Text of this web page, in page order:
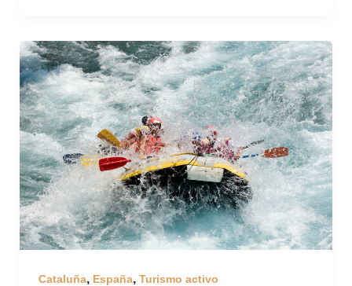
Cataluña, España, Turismo activo